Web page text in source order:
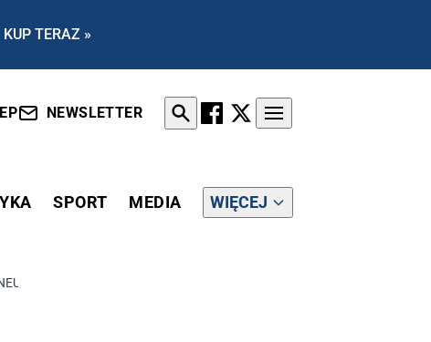
KUP TERAZ »
NEWSLETTER
SPORT MEDIA WIĘCEJ
WĘGLOWĄ DO 2050 ROKU?